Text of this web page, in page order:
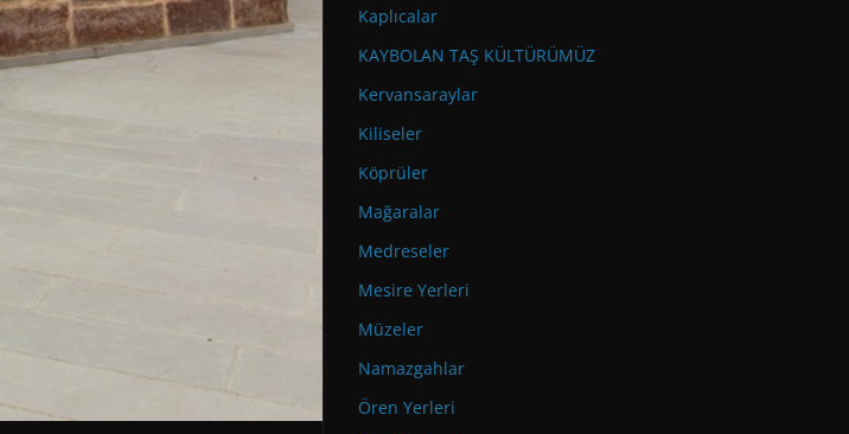
Kaplıcalar
KAYBOLAN TAŞ KÜLTÜRÜMÜZ
Kervansaraylar
Kiliseler
Köprüler
Mağaralar
Medreseler
Mesire Yerleri
Müzeler
Namazgahlar
Ören Yerleri